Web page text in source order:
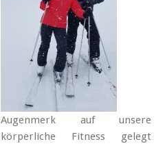
Augenmerk auf unsere
körperliche Fitness gelegt